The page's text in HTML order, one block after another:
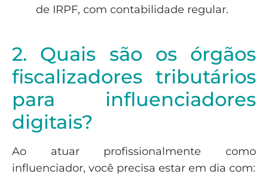
de IRPF, com contabilidade regular.
2. Quais são os órgãos
fiscalizadores tributários
para influenciadores
digitais?
Ao atuar profissionalmente como
influenciador, você precisa estar em dia com: